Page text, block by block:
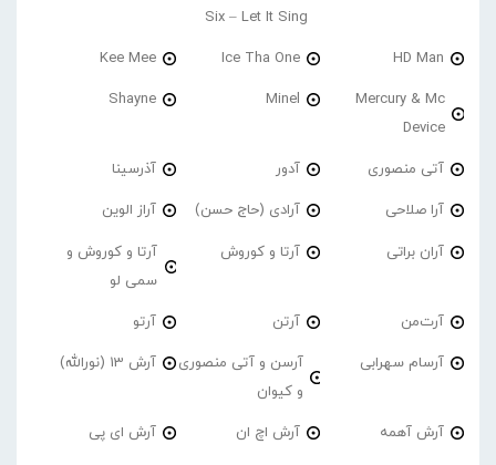
Six – Let It Sing
HD Man
Ice Tha One
Kee Mee
Mercury & Mc
Device
Minel
Shayne
آتی منصوری آدور آذرسینا
آرا صلاحی آرادی (حاج حسن) آراز الوین
آران براتی آرتا و کوروش
آرتا و کوروش و
سمی لو
آرت‌من آرتن آرتو
آرسام سهرابی
آرسن و آتی منصوری
و کیوان
آرش 13 (نورالله)
آرش آهمه آرش اچ ان آرش ای پی